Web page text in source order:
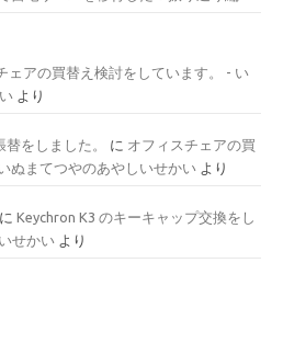
ェアの買替え検討をしています。 - い
より
をしました。 に オフィスチェアの買
ぬまてつやのあやしいせかい より
に Keychron K3 のキーキャップ交換をし
せかい より